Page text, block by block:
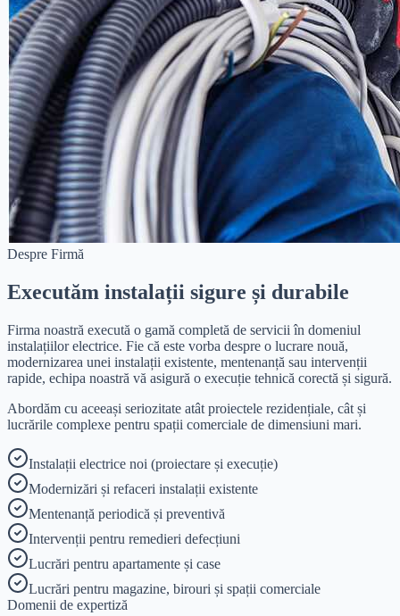
Despre Firmă
Executăm instalații sigure și durabile
Firma noastră execută o gamă completă de servicii în domeniul
instalațiilor electrice. Fie că este vorba despre o lucrare nouă,
modernizarea unei instalații existente, mentenanță sau intervenții
rapide, echipa noastră vă asigură o execuție tehnică corectă și sigură.
Abordăm cu aceeași seriozitate atât proiectele rezidențiale, cât și
lucrările complexe pentru spații comerciale de dimensiuni mari.
Instalații electrice noi (proiectare și execuție)
Modernizări și refaceri instalații existente
Mentenanță periodică și preventivă
Intervenții pentru remedieri defecțiuni
Lucrări pentru apartamente și case
Lucrări pentru magazine, birouri și spații comerciale
Domenii de expertiză